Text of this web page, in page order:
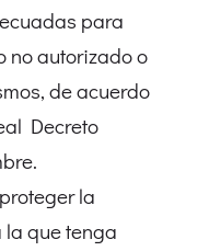
para
no autorizado o
de acuerdo
Decreto
la
que tenga